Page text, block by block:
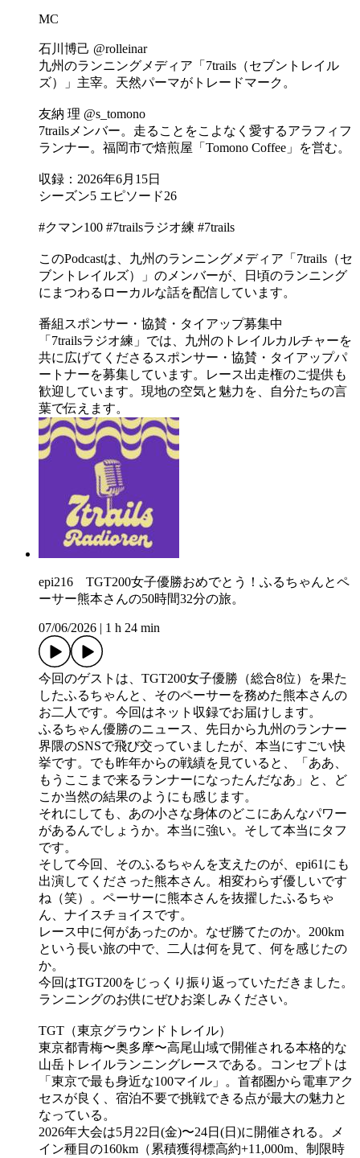
MC
石川博己 @rolleinar
九州のランニングメディア「7trails（セブントレイル
ズ）」主宰。天然パーマがトレードマーク。
友納 理 @s_tomono
7trailsメンバー。走ることをこよなく愛するアラフィフ
ランナー。福岡市で焙煎屋「Tomono Coffee」を営む。
収録：2026年6月15日
シーズン5 エピソード26
#クマン100 #7trailsラジオ練 #7trails
このPodcastは、九州のランニングメディア「7trails（セ
ブントレイルズ）」のメンバーが、日頃のランニング
にまつわるローカルな話を配信しています。
番組スポンサー・協賛・タイアップ募集中
「7trailsラジオ練」では、九州のトレイルカルチャーを
共に広げてくださるスポンサー・協賛・タイアップパ
ートナーを募集しています。レース出走権のご提供も
歓迎しています。現地の空気と魅力を、自分たちの言
葉で伝えます。
epi216 TGT200女子優勝おめでとう！ふるちゃんとペ
ーサー熊本さんの50時間32分の旅。
07/06/2026 1 h 24 min
今回のゲストは、TGT200女子優勝（総合8位）を果た
したふるちゃんと、そのペーサーを務めた熊本さんの
お二人です。今回はネット収録でお届けします。
ふるちゃん優勝のニュース、先日から九州のランナー
界隈のSNSで飛び交っていましたが、本当にすごい快
挙です。でも昨年からの戦績を見ていると、「ああ、
もうここまで来るランナーになったんだなあ」と、ど
こか当然の結果のようにも感じます。
それにしても、あの小さな身体のどこにあんなパワー
があるんでしょうか。本当に強い。そして本当にタフ
です。
そして今回、そのふるちゃんを支えたのが、epi61にも
出演してくださった熊本さん。相変わらず優しいです
ね（笑）。ペーサーに熊本さんを抜擢したふるちゃ
ん、ナイスチョイスです。
レース中に何があったのか。なぜ勝てたのか。200km
という長い旅の中で、二人は何を見て、何を感じたの
か。
今回はTGT200をじっくり振り返っていただきました。
ランニングのお供にぜひお楽しみください。
TGT（東京グラウンドトレイル）
東京都青梅〜奥多摩〜高尾山域で開催される本格的な
山岳トレイルランニングレースである。コンセプトは
「東京で最も身近な100マイル」。首都圏から電車アク
セスが良く、宿泊不要で挑戦できる点が最大の魅力と
なっている。
2026年大会は5月22日(金)〜24日(日)に開催される。メ
イン種目の160km（累積獲得標高約+11,000m、制限時